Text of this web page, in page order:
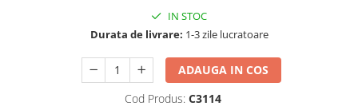
Coșuri de fum din inox
IN STOC
Durata de livrare: 1-3 zile lucratoare
ADAUGA IN COS
Cod Produs: C3114